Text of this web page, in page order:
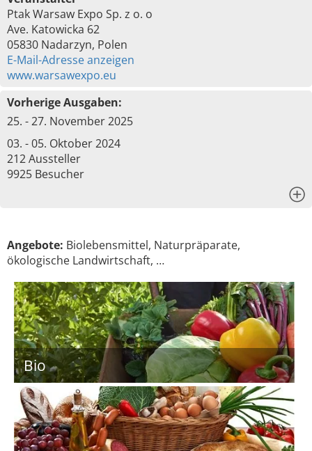
Ptak Warsaw Expo Sp. z o. o
Ave. Katowicka 62
05830 Nadarzyn, Polen
E-Mail-Adresse anzeigen
www.warsawexpo.eu
Vorherige Ausgaben:
25. - 27. November 2025
03. - 05. Oktober 2024
212 Aussteller
9925 Besucher
Angebote: Biolebensmittel, Naturpräparate,
ökologische Landwirtschaft, …
Bio